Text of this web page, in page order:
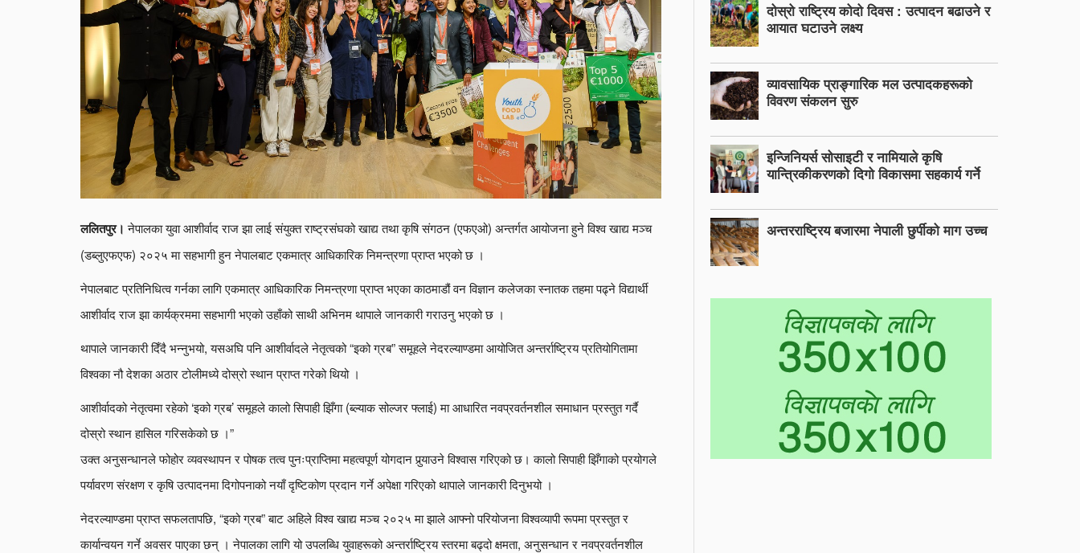
ललितपुर। नेपालका युवा आशीर्वाद राज झा लाई संयुक्त राष्ट्रसंघको खाद्य तथा कृषि संगठन (एफएओ) अन्तर्गत आयोजना हुने विश्व खाद्य मञ्च
(डब्लुएफएफ) २०२५ मा सहभागी हुन नेपालबाट एकमात्र आधिकारिक निमन्त्रणा प्राप्त भएको छ ।
नेपालबाट प्रतिनिधित्व गर्नका लागि एकमात्र आधिकारिक निमन्त्रणा प्राप्त भएका काठमाडौं वन विज्ञान कलेजका स्नातक तहमा पढ्ने विद्यार्थी
आशीर्वाद राज झा कार्यक्रममा सहभागी भएको उहाँको साथी अभिनम थापाले जानकारी गराउनु भएको छ ।
थापाले जानकारी दिँदै भन्नुभयो, यसअघि पनि आशीर्वादले नेतृत्वको “इको ग्रब” समूहले नेदरल्याण्डमा आयोजित अन्तर्राष्ट्रिय प्रतियोगितामा
विश्वका नौ देशका अठार टोलीमध्ये दोस्रो स्थान प्राप्त गरेको थियो ।
आशीर्वादको नेतृत्वमा रहेको ‘इको ग्रब’ समूहले कालो सिपाही झिँगा (ब्ल्याक सोल्जर फ्लाई) मा आधारित नवप्रवर्तनशील समाधान प्रस्तुत गर्दै
दोस्रो स्थान हासिल गरिसकेको छ ।”
उक्त अनुसन्धानले फोहोर व्यवस्थापन र पोषक तत्व पुनःप्राप्तिमा महत्वपूर्ण योगदान पुर्‍याउने विश्वास गरिएको छ। कालो सिपाही झिँगाको प्रयोगले
पर्यावरण संरक्षण र कृषि उत्पादनमा दिगोपनाको नयाँ दृष्टिकोण प्रदान गर्ने अपेक्षा गरिएको थापाले जानकारी दिनुभयो ।
नेदरल्याण्डमा प्राप्त सफलतापछि, “इको ग्रब” बाट अहिले विश्व खाद्य मञ्च २०२५ मा झाले आफ्नो परियोजना विश्वव्यापी रूपमा प्रस्तुत र
कार्यान्वयन गर्ने अवसर पाएका छन् । नेपालका लागि यो उपलब्धि युवाहरूको अन्तर्राष्ट्रिय स्तरमा बढ्दो क्षमता, अनुसन्धान र नवप्रवर्तनशील
दोस्रो राष्ट्रिय कोदो दिवस : उत्पादन बढाउने र
आयात घटाउने लक्ष्य
व्यावसायिक प्राङ्गारिक मल उत्पादकहरूको
विवरण संकलन सुरु
इन्जिनियर्स सोसाइटी र नामियाले कृषि
यान्त्रिकीकरणको दिगो विकासमा सहकार्य गर्ने
अन्तरराष्ट्रिय बजारमा नेपाली छुर्पीको माग उच्च